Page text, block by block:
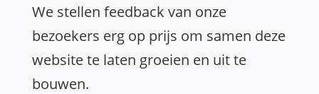
We stellen feedback van onze
bezoekers erg op prijs om samen deze
website te laten groeien en uit te
bouwen.